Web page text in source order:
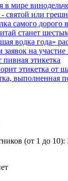
в мире
святой или
самого дорого
станет
водка года»
заявок на
этикетка
этикетка от
выполненная
(от 1 до